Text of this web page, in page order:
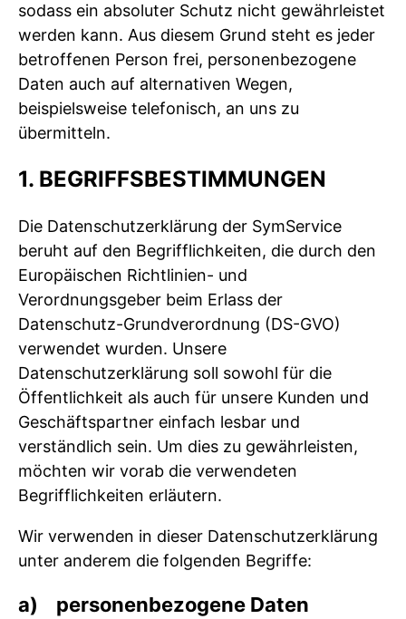
sodass ein absoluter Schutz nicht gewährleistet
werden kann. Aus diesem Grund steht es jeder
betroffenen Person frei, personenbezogene
Daten auch auf alternativen Wegen,
beispielsweise telefonisch, an uns zu
übermitteln.
1. BEGRIFFSBESTIMMUNGEN
Die Datenschutzerklärung der SymService
beruht auf den Begrifflichkeiten, die durch den
Europäischen Richtlinien- und
Verordnungsgeber beim Erlass der
Datenschutz-Grundverordnung (DS-GVO)
verwendet wurden. Unsere
Datenschutzerklärung soll sowohl für die
Öffentlichkeit als auch für unsere Kunden und
Geschäftspartner einfach lesbar und
verständlich sein. Um dies zu gewährleisten,
möchten wir vorab die verwendeten
Begrifflichkeiten erläutern.
Wir verwenden in dieser Datenschutzerklärung
unter anderem die folgenden Begriffe:
a) personenbezogene Daten